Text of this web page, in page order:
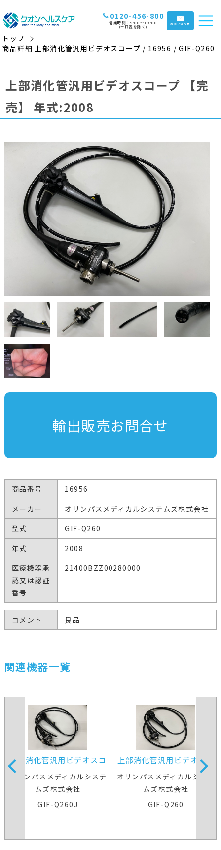
0120-456-800
営業時間：9:00〜18:00
(土日祝を除く) お問い合わせ
トップ
商品詳細 上部消化管汎用ビデオスコープ / 16956 / GIF-Q260
上部消化管汎用ビデオスコープ
【完
売】
年式:2008
輸出販売お問合せ
商品番号
16956
メーカー
オリンパスメディカルシステムズ株式会社
型式
GIF-Q260
年式
2008
医療機器承
認又は認証
番号
21400BZZ00280000
コメント 良品
関連機器一覧
上部消化管汎用ビデオスコ
ープ
オリンパスメディカルシステ
ムズ株式会社
GIF-Q260J
上部消化管汎用ビデオスコ
ープ
オリンパスメディカルシステ
ムズ株式会社
GIF-Q260